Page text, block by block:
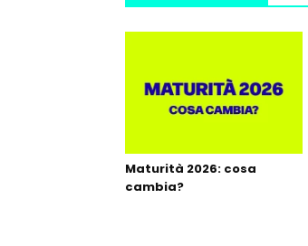
Maturità 2026: cosa
cambia?